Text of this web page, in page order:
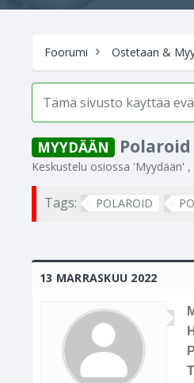
Foorumi Ostetaan &
Tämä sivusto käyttää
MYYDÄÄN
Keskustelu osiossa 'Myydään'
Tags: POLAROID
13 MARRASKUU 2022